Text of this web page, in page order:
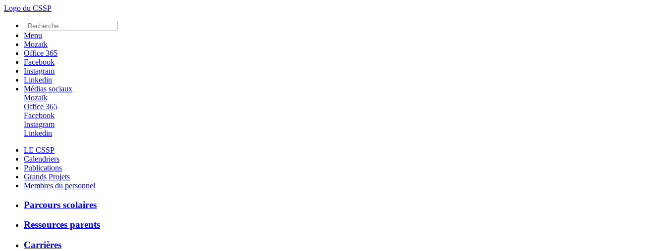
Logo du CSSP
Menu
Mozaïk
Office 365
Facebook
Instagram
Linkedin
Médias sociaux
Mozaïk
Office 365
Facebook
Instagram
Linkedin
LE CSSP
Calendriers
Publications
Grands Projets
Membres du personnel
Parcours scolaires
Ressources parents
Carrières